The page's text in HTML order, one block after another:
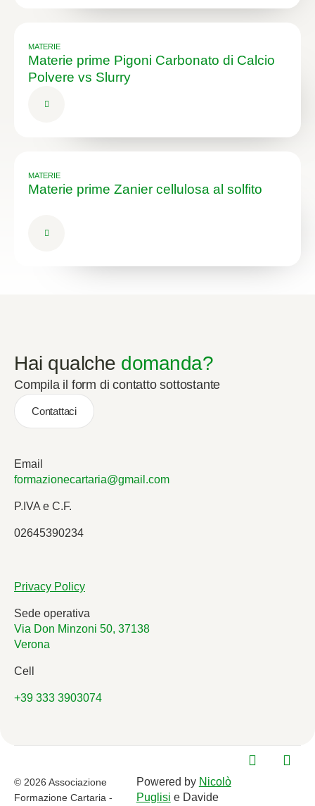
MATERIE
Materie prime Pigoni Carbonato di Calcio
Polvere vs Slurry
MATERIE
Materie prime Zanier cellulosa al solfito
Hai qualche domanda?
Compila il form di contatto sottostante
Contattaci
Email
formazionecartaria@gmail.com
P.IVA e C.F.
02645390234
Privacy Policy
Sede operativa
Via Don Minzoni 50, 37138
Verona
Cell
+39 333 3903074
© 2026 Associazione
Formazione Cartaria -
Powered by Nicolò
Puglisi e Davide